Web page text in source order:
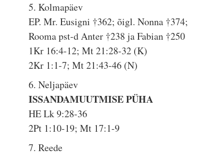
5. Kolmapäev
EP. Mr. Eusigni †362; õigl. Nonna †374;
Rooma pst-d Anter †238 ja Fabian †250
1Kr 16:4-12; Mt 21:28-32 (K)
2Kr 1:1-7; Mt 21:43-46 (N)
6. Neljapäev
ISSANDAMUUTMISE PÜHA
HE Lk 9:28-36
2Pt 1:10-19; Mt 17:1-9
7. Reede